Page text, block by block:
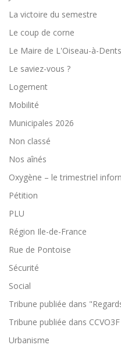
La victoire du semestre
Le coup de corne
Le Maire de L'Oiseau-à-Dents
Le saviez-vous ?
Logement
Mobilité
Municipales 2026
Non classé
Nos aînés
Oxygène – le trimestriel
Pétition
PLU
Région Ile-de-France
Rue de Pontoise
Sécurité
Social
Tribune publiée dans
Tribune publiée dans CCVO3F
Urbanisme